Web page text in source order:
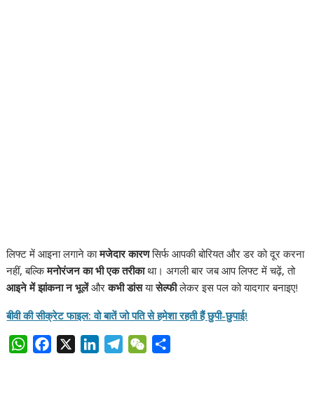
लिफ्ट में आइना लगाने कामजेदार कारणसिर्फ आपकी बोरियत और डर को दूर करना
नहीं, बल्किमनोरंजन का भी एक तरीकाथा। अगली बार जब आप लिफ्ट में चढ़ें, तो
आइने में झांकना न भूलेंऔरकभी डांसयासेल्फीलेकर इस पल को यादगार बनाइए!
बीवी की सीक्रेट फाइल: वो बातें जो पति से हमेशा रहती हैं छुपी-छुपाई!
W
T
W